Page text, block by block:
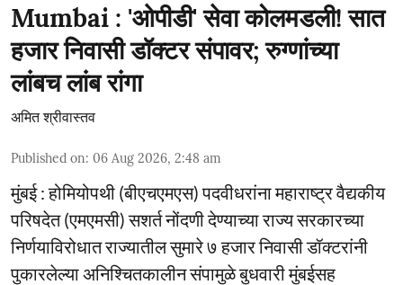
Mumbai : 'ओपीडी' सेवा कोलमडली! सात
हजार निवासी डॉक्टर संपावर; रुग्णांच्या
लांबच लांब रांगा
अमित श्रीवास्तव
Published on: 06 Aug 2026, 2:48 am
मुंबई : होमियोपथी (बीएचएमएस) पदवीधरांना महाराष्ट्र वैद्यकीय
परिषदेत (एमएमसी) सशर्त नोंदणी देण्याच्या राज्य सरकारच्या
निर्णयाविरोधात राज्यातील सुमारे ७ हजार निवासी डॉक्टरांनी
पुकारलेल्या अनिश्चितकालीन संपामुळे बुधवारी मुंबईसह